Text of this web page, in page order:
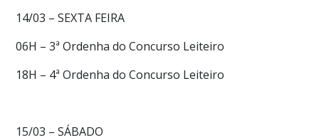
14/03 – SEXTA FEIRA
06H – 3ª Ordenha do Concurso Leiteiro
18H – 4ª Ordenha do Concurso Leiteiro
15/03 – SÁBADO